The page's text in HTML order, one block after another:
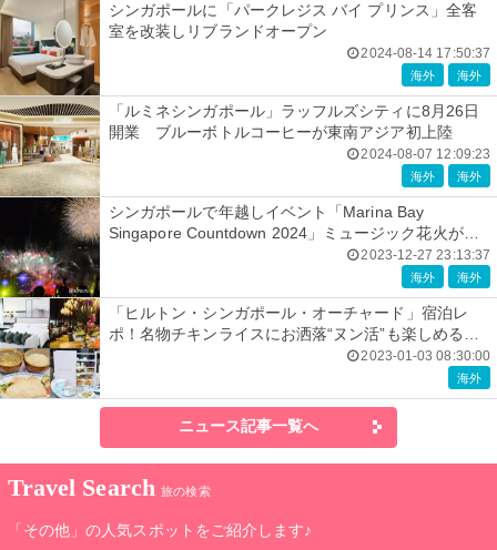
シンガポールに「パークレジス バイ プリンス」全客
室を改装しリブランドオープン
2024-08-14 17:50:37
海外 海外
「ルミネシンガポール」ラッフルズシティに8月26日
開業 ブルーボトルコーヒーが東南アジア初上陸
2024-08-07 12:09:23
海外 海外
シンガポールで年越しイベント「Marina Bay
Singapore Countdown 2024」ミュージック花火がマ
2023-12-27 23:13:37
海外 海外
「ヒルトン・シンガポール・オーチャード」宿泊レ
ポ！名物チキンライスにお洒落“ヌン活”も楽しめる非
2023-01-03 08:30:00
海外
ニュース記事一覧へ
Travel Search 旅の検索
「その他」の人気スポットをご紹介します♪